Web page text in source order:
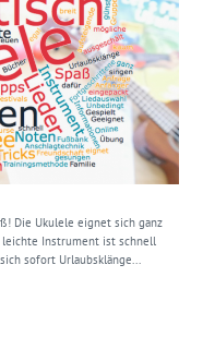
Die Ukulele eignet sich ganz
leichte Instrument ist schnell
sofort Urlaubsklänge...